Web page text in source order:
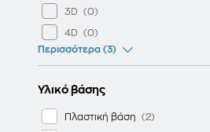
3D
4D
Περισσότερα (3)
Υλικό βάσης
Πλαστική βάση